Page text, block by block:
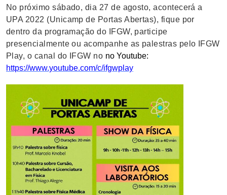
No próximo sábado, dia 27 de agosto, acontecerá a
UPA 2022 (Unicamp de Portas Abertas), fique por
dentro da programação do IFGW, participe
presencialmente ou acompanhe as palestras pelo IFGW
Play, o canal do IFGW no no Youtube:
https://www.youtube.com/c/ifgwplay